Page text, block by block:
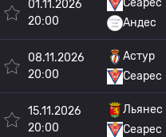
01.11.2026
20:00
Сеарес
Андес
08.11.2026
20:00
Астур
Сеарес
15.11.2026
20:00
Льянес
Сеарес